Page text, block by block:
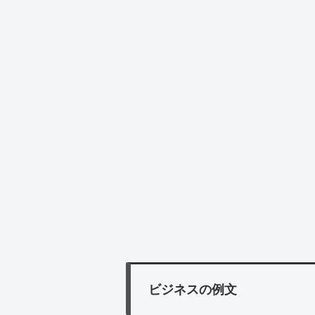
ビジネスの例文